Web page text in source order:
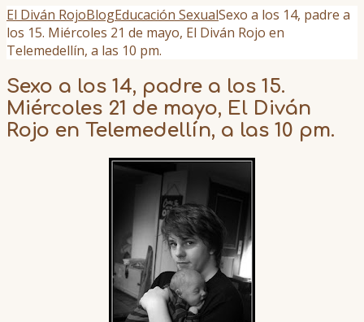
El Diván RojoBlogEducación SexualSexo a los 14, padre a
los 15. Miércoles 21 de mayo, El Diván Rojo en
Telemedellín, a las 10 pm.
Sexo a los 14, padre a los 15.
Miércoles 21 de mayo, El Diván
Rojo en Telemedellín, a las 10 pm.